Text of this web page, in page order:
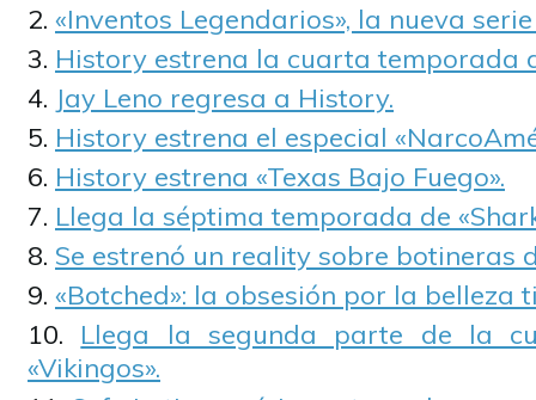
«Inventos Legendarios», la nueva
History estrena la cuarta temporada
Jay Leno regresa a History.
History estrena el especial
History estrena «Texas Bajo Fuego».
Llega la séptima temporada de
Se estrenó un reality sobre botineras
«Botched»: la obsesión por la belleza
Llega la segunda parte de la
«Vikingos».